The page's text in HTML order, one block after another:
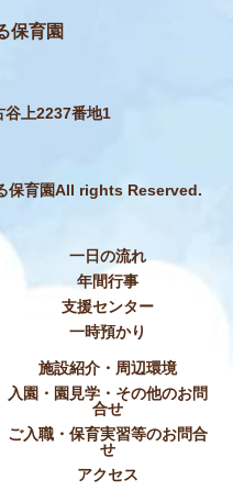
保育園
谷上2237番地1
保育園All rights Reserved.
一日の流れ
年間行事
支援センター
一時預かり
施設紹介・周辺環境
入園・園見学・その他のお問
合せ
ご入職・保育実習等のお問合
せ
アクセス